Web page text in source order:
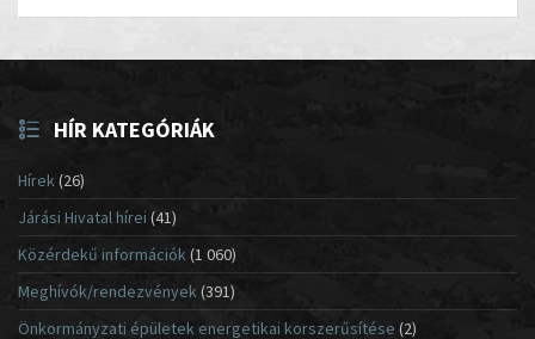
HÍR KATEGÓRIÁK
Hírek(26)
Járási Hivatal hírei (41)
Közérdekű információk(1 060)
Meghívók/rendezvények (391)
Önkormányzati épületek energetikai korszerűsítése (2)